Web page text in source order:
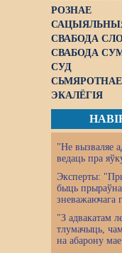
РОЗНАЕ
СВАБОДА
СВАБОДА
СУД
ЭКАЛЁГІЯ
"Не вызваляе
ведаць пра
Эксперты:
быць
зневажаючага
"З адвакатам
тлумачыць,
на абарону